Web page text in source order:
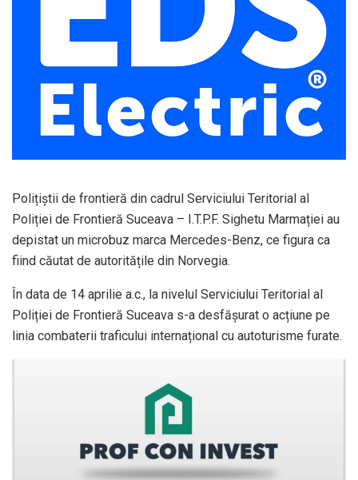
Polițiștii de frontieră din cadrul Serviciului Teritorial al
Poliției de Frontieră Suceava – I.T.P.F. Sighetu Marmației au
depistat un microbuz marca Mercedes-Benz, ce figura ca
fiind căutat de autoritățile din Norvegia.
În data de 14 aprilie a.c., la nivelul Serviciului Teritorial al
Poliției de Frontieră Suceava s-a desfășurat o acțiune pe
linia combaterii traficului internațional cu autoturisme furate.